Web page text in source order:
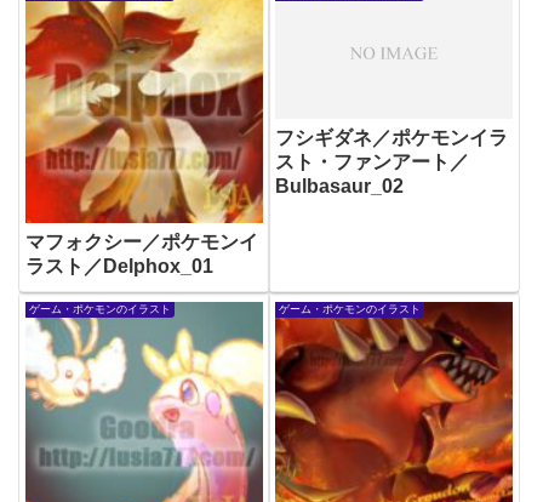
マフォクシー／ポケモンイ
ラスト／Delphox_01
フシギダネ／ポケモンイラ
スト・ファンアート／
Bulbasaur_02
ゲーム・ポケモンのイラスト ゲーム・ポケモンのイラスト